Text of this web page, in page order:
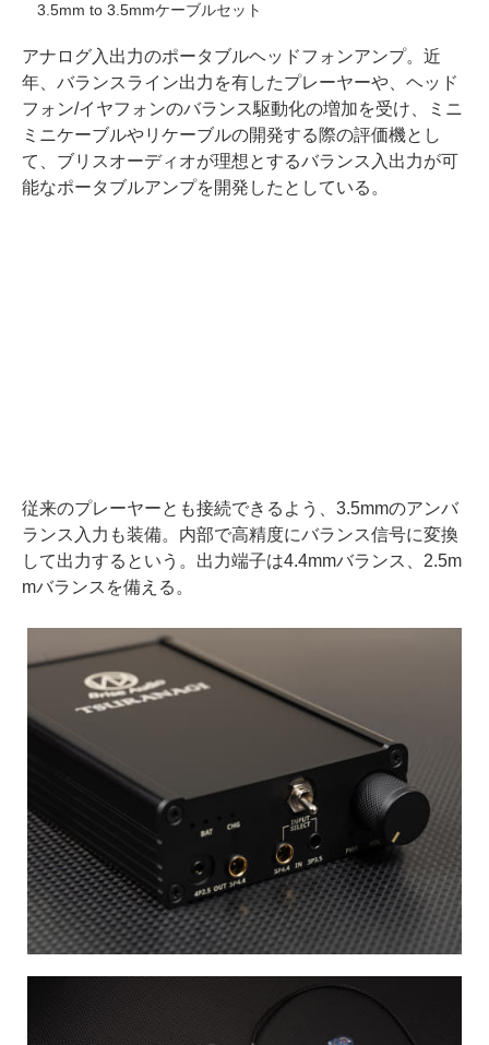
3.5mm to 3.5mmケーブルセット
アナログ入出力のポータブルヘッドフォンアンプ。近
年、バランスライン出力を有したプレーヤーや、ヘッド
フォン/イヤフォンのバランス駆動化の増加を受け、ミニ
ミニケーブルやリケーブルの開発する際の評価機とし
て、ブリスオーディオが理想とするバランス入出力が可
能なポータブルアンプを開発したとしている。
従来のプレーヤーとも接続できるよう、3.5mmのアンバ
ランス入力も装備。内部で高精度にバランス信号に変換
して出力するという。出力端子は4.4mmバランス、2.5m
mバランスを備える。